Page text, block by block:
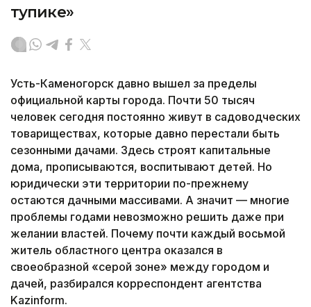
тупике»
Усть-Каменогорск давно вышел за пределы
официальной карты города. Почти 50 тысяч
человек сегодня постоянно живут в садоводческих
товариществах, которые давно перестали быть
сезонными дачами. Здесь строят капитальные
дома, прописываются, воспитывают детей. Но
юридически эти территории по-прежнему
остаются дачными массивами. А значит — многие
проблемы годами невозможно решить даже при
желании властей. Почему почти каждый восьмой
житель областного центра оказался в
своеобразной «серой зоне» между городом и
дачей, разбирался корреспондент агентства
Kazinform.